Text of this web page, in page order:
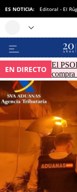
ES NOTICIA: Editoral - El
EN DIRECTO El
compra